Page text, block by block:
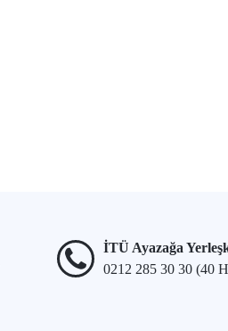
İTÜ Ayazağa
0212 285 30 30 (40